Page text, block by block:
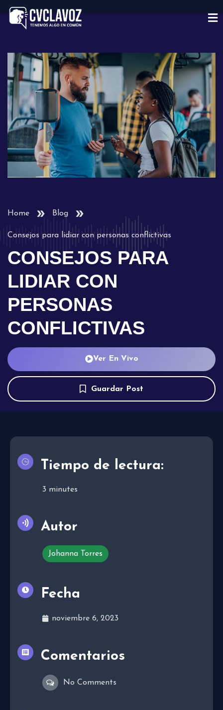
Home Blog
Consejos para lidiar con personas conflictivas
CONSEJOS PARA
LIDIAR CON
PERSONAS
CONFLICTIVAS
Ver En Vivo
Guardar Post
Tiempo de lectura:
3 minutes
Autor
Johanna Torres
Fecha
noviembre 6, 2023
Comentarios
No Comments